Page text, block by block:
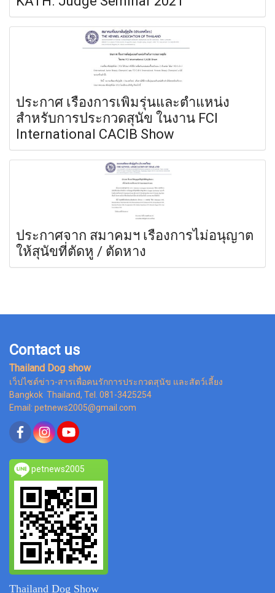
ประกาศ เรื่องการเพิ่มรุ่นและตำแหน่ง
สำหรับการประกวดสุนัข ในงาน FCI
International CACIB Show
ประกาศจาก สมาคมฯ เรื่องการไม่อนุญาต
ให้สุนัขที่ตัดหู / ตัดหาง
Contact us
Thailand Dog show
เว็ปไซต์ข่าว-สารเพื่อคนรักการประกวดสุนัข และสัตว์เลี้ยง
Bangkok Thailand, Tel. 081-3425254
Email: petnews2005@gmail.com
petnews2005
Thailand Dog Show